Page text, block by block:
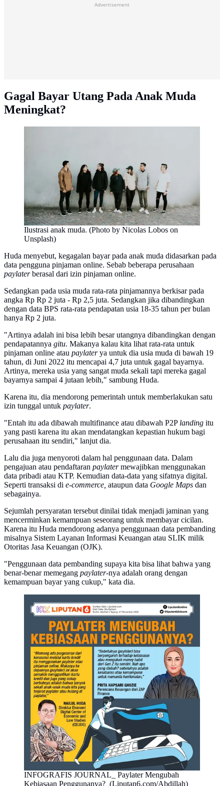
Advertisement
Gagal Bayar Utang Pada Anak Muda
Meningkat?
Ilustrasi anak muda. (Photo by Nicolas Lobos on
Unsplash)
Huda menyebut, kegagalan bayar pada anak muda didasarkan pada
data pengguna pinjaman online. Sebab beberapa perusahaan
paylaterberasal dari izin pinjaman online.
Sedangkan pada usia muda rata-rata pinjamannya berkisar pada
angka Rp Rp 2 juta - Rp 2,5 juta. Sedangkan jika dibandingkan
dengan data BPS rata-rata pendapatan usia 18-35 tahun per bulan
hanya Rp 2 juta.
"Artinya adalah ini bisa lebih besar utangnya dibandingkan dengan
pendapatannya gitu. Makanya kalau kita lihat rata-rata untuk
pinjaman online atau paylaterya untuk dia usia muda di bawah 19
tahun, di Juni 2022 itu mencapai 4,7 juta untuk gagal bayarnya.
Artinya, mereka usia yang sangat muda sekali tapi mereka gagal
bayarnya sampai 4 jutaan lebih," sambung Huda.
Karena itu, dia mendorong pemerintah untuk memberlakukan satu
izin tunggal untuk paylater.
"Entah itu ada dibawah multifinance atau dibawah P2P landing itu
yang pasti karena itu akan mendatangkan kepastian hukum bagi
perusahaan itu sendiri," lanjut dia.
Lalu dia juga menyoroti dalam hal penggunaan data. Dalam
pengajuan atau pendaftaran paylatermewajibkan menggunakan
data pribadi atau KTP. Kemudian data-data yang sifatnya digital.
Seperti transaksi di e-commerce, ataupun data Google Maps dan
sebagainya.
Sejumlah persyaratan tersebut dinilai tidak menjadi jaminan yang
mencerminkan kemampuan seseorang untuk membayar cicilan.
Karena itu Huda mendorong adanya penggunaan data pembanding
misalnya Sistem Layanan Informasi Keuangan atau SLIK milik
Otoritas Jasa Keuangan (OJK).
"Penggunaan data pembanding supaya kita bisa lihat bahwa yang
benar-benar memegang paylater-nya adalah orang dengan
kemampuan bayar yang cukup," kata dia.
INFOGRAFIS JOURNAL_ Paylater Mengubah
Kebiasaan Penggunanya? (Liputan6.com/Abdillah)